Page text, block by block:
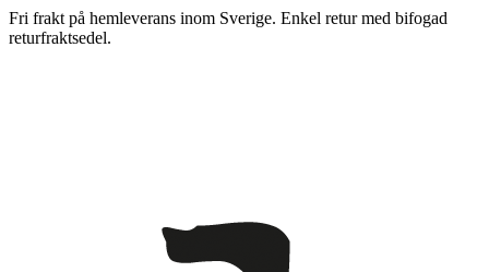
Fri frakt på hemleverans inom Sverige. Enkel retur med bifogad
returfraktsedel.